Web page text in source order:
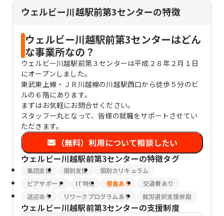
ウェルビー川越駅前第3センターの特徴
ウェルビー川越駅前第3センターはどん
な事業所なの？
ウェルビー川越駅前第３センターは平成２８年２月１日
にオープンしました。
東武東上線・ＪＲ川越線の川越駅西口から徒歩５分のビ
ルの６階にあります。
まずはお気軽にお問合せください。
スタッフ一丸となって、皆様の就職をサポートさせてい
ただきます。
（無料）利用について相談したい
ウェルビー川越駅前第3センターの特徴タグ
集団支援 個別支援
個別カリキュラム
ピアサポート
IT特化 昼食あり
交通費あり
送迎あり
リワークプログラムあり 就労選択支援併設
ウェルビー川越駅前第3センターの支援制度